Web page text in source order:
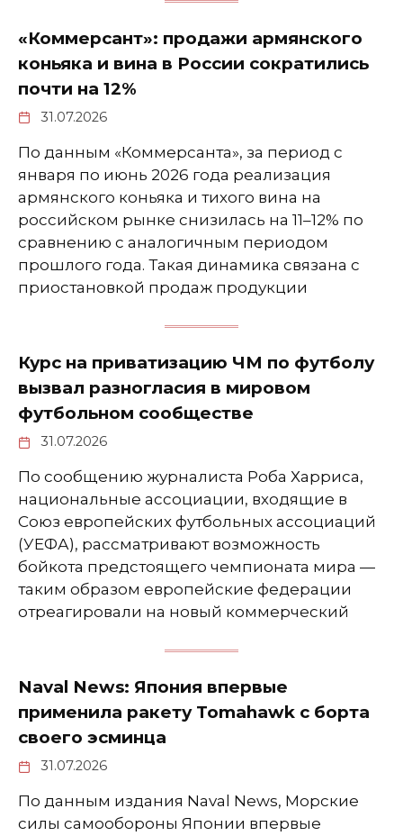
«Коммерсант»: продажи армянского
коньяка и вина в России сократились
почти на 12%
31.07.2026
По данным «Коммерсанта», за период с
января по июнь 2026 года реализация
армянского коньяка и тихого вина на
российском рынке снизилась на 11–12% по
сравнению с аналогичным периодом
прошлого года. Такая динамика связана с
приостановкой продаж продукции
Курс на приватизацию ЧМ по футболу
вызвал разногласия в мировом
футбольном сообществе
31.07.2026
По сообщению журналиста Роба Харриса,
национальные ассоциации, входящие в
Союз европейских футбольных ассоциаций
(УЕФА), рассматривают возможность
бойкота предстоящего чемпионата мира —
таким образом европейские федерации
отреагировали на новый коммерческий
Naval News: Япония впервые
применила ракету Tomahawk с борта
своего эсминца
31.07.2026
По данным издания Naval News, Морские
силы самообороны Японии впервые